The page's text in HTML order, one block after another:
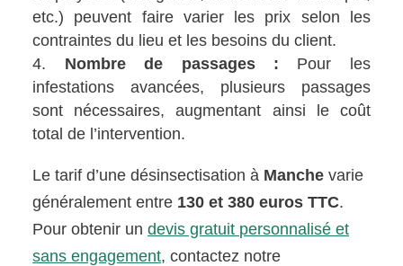
etc.) peuvent faire varier les prix selon les
contraintes du lieu et les besoins du client.
Nombre de passages : Pour les
infestations avancées, plusieurs passages
sont nécessaires, augmentant ainsi le coût
total de l’intervention.
Le tarif d’une désinsectisation à Manche varie
généralement entre 130 et 380 euros TTC.
Pour obtenir undevis gratuit personnalisé et
sans engagement, contactez notre